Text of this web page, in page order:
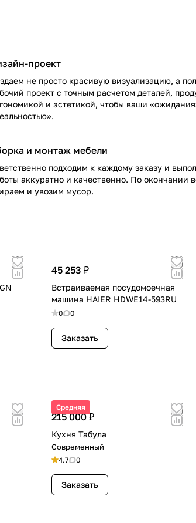
проект
не просто красивую визуализацию, а
проект с точным расчетом деталей,
и эстетикой, чтобы ваши
и монтаж мебели
подходим к каждому заказу и
аккуратно и качественно. По окончании
и увозим мусор.
45 253 ₽
Встраиваемая посудомоечная
машина HAIER HDWE14-593RU
0 0
Заказать
Средняя
215 000 ₽
Кухня Табула
Современный
4.7 0
Заказать